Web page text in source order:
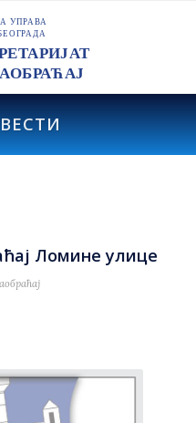
Ломине улице